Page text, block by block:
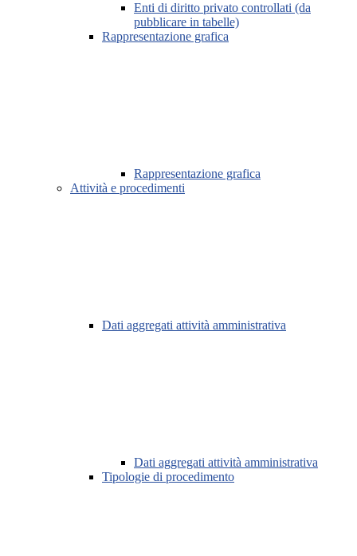
Enti di diritto privato controllati (da
pubblicare in tabelle)
Rappresentazione grafica
Rappresentazione grafica
Attività e procedimenti
Dati aggregati attività amministrativa
Dati aggregati attività amministrativa
Tipologie di procedimento